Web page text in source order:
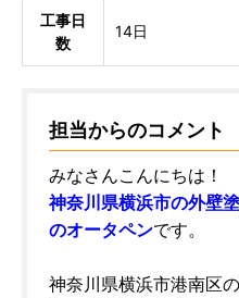
工事日
数
14日
担当からのコメント
みなさんこんにちは！
神奈川県横浜市の外壁
のオータペンです。
神奈川県横浜市港南区